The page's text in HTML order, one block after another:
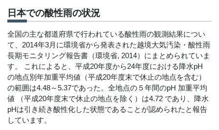
日本での酸性雨の状況
全国の主な都道府県で行われている酸性雨の観測結果につい
て、2014年3月に環境省から発表された越境大気汚染・酸性雨
長期モニタリング報告書（環境省, 2014）にまとめられていま
す。 これによると、平成20年度から24年度における降水pH
の地点別年加重平均値（平成20年度末で休止の地点を含む）
の範囲は4.48～5.37であった。全地点の５年間のpH 加重平均
値 （平成20年度末で休止の地点を除く）は4.72 であり、降水
pHは引き続き酸性化した状態であることが認められたと報告
しています。